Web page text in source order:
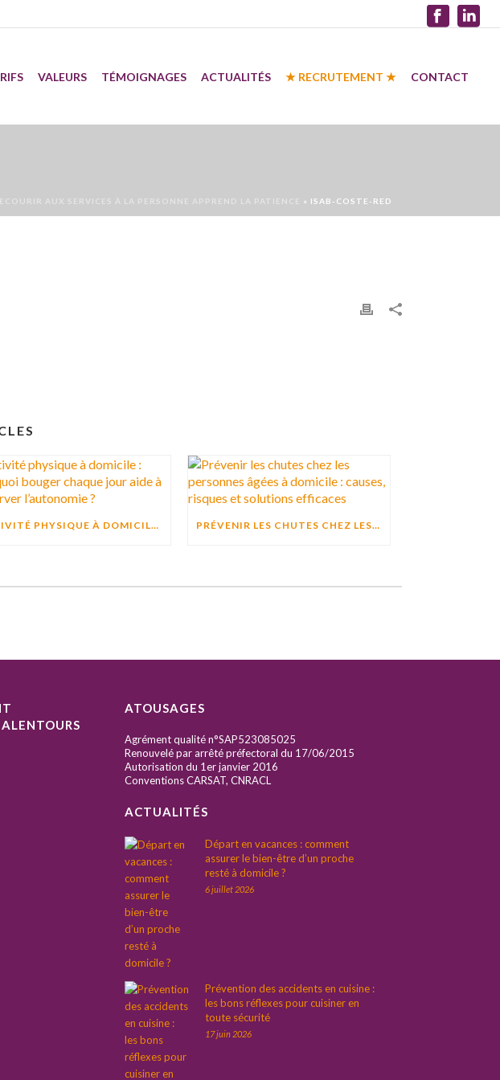
VALEURS TÉMOIGNAGES ACTUALITÉS ★ RECRUTEMENT ★ CONTACT
AUX SERVICES À LA PERSONNE APPREND LA PATIENCE » ISAB-COSTE-RED
ACTIVITÉ PHYSIQUE À DOMICILE : POURQUOI BOUGER CHAQUE JOUR AIDE À PRÉSERVER L’AUTONOMIE ? PRÉVENIR LES CHUTES CHEZ LES PERSONNES ÂGÉES À DOMICILE : CAUSES, RISQUES ET SOLUTIONS EFFICACES
ATOUSAGES
Agrément qualité n°SAP523085025
Renouvelé par arrêté préfectoral du 17/06/2015
Autorisation du 1er janvier 2016
Conventions CARSAT, CNRACL
ACTUALITÉS
Départ en vacances : comment
assurer le bien-être d’un proche
resté à domicile ?
6 juillet 2026
Prévention des accidents en cuisine :
les bons réflexes pour cuisiner en
toute sécurité
17 juin 2026